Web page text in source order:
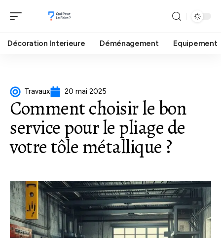
Décoration Interieure Déménagement Equipement
Travaux 20 mai 2025
Comment choisir le bon
service pour le pliage de
votre tôle métallique ?